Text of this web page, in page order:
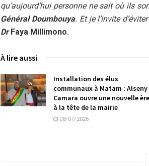
qu’aujourd’hui personne ne sait où ils
Général Doumbouya. Et je l’invite
DrFaya Millimono.
À lire aussi
Installation des élus
communaux à Matam : Alseny
Camara ouvre une nouvelle ère
à la tête de la mairie
08/07/2026